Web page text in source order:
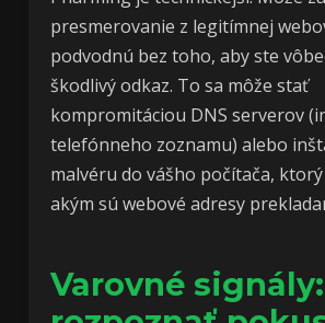
presmerovanie z legitímnej
podvodnú bez toho, aby ste
škodlivý odkaz. To sa môže stať
kompromitáciou DNS serverov
telefónneho zoznamu) alebo
malvéru do vášho počítača,
akým sú webové adresy
Varovné